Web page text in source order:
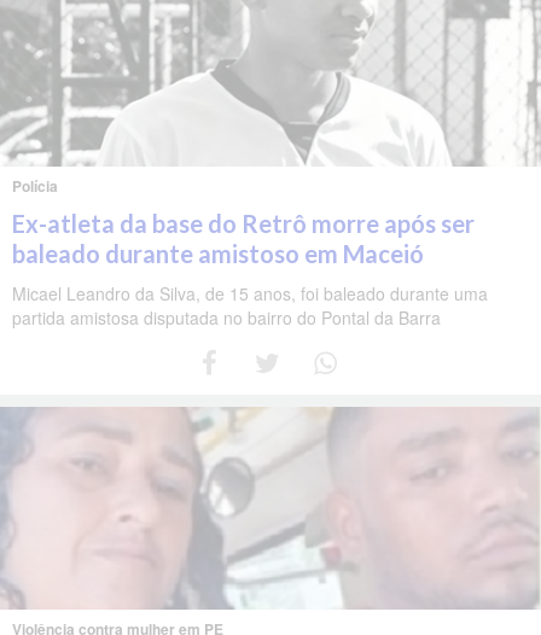
Polícia
Ex-atleta da base do Retrô morre após ser
baleado durante amistoso em Maceió
Micael Leandro da Silva, de 15 anos, foi baleado durante uma
partida amistosa disputada no bairro do Pontal da Barra
Violência contra mulher em PE